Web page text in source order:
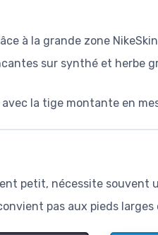
à la grande zone
sur synthé et herbe
la tige montante en
petit, nécessite souvent
pas aux pieds